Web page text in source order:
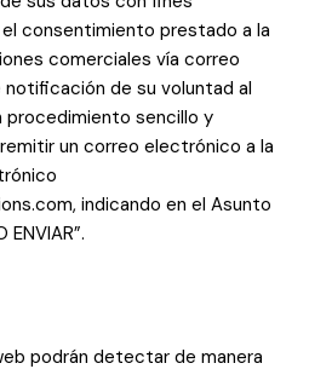
consentimiento prestado a la
comerciales vía correo
de su voluntad al
procedimiento sencillo y
un correo electrónico a la
indicando en el Asunto
ENVIAR”.
podrán detectar de manera